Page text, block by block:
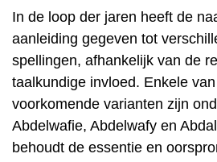
In de loop der jaren heeft de
aanleiding gegeven tot
spellingen, afhankelijk van de
taalkundige invloed. Enkele
voorkomende varianten zijn
Abdelwafie, Abdelwafy en
behoudt de essentie en